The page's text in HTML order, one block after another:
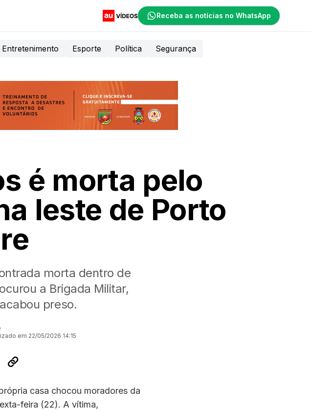
Receba as notícias no WhatsApp
Entretenimento Esporte Política Segurança
é morta pelo
leste de Porto
morta dentro de
a Brigada Militar,
preso.
em 22/05/2026 14:15
casa chocou moradores da
feira (22). A vítima,